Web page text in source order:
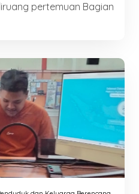
pertemuan Bagian